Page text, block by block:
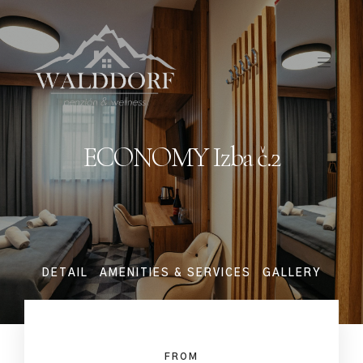
ECONOMY Izba č.2
DETAIL AMENITIES & SERVICES GALLERY
FROM